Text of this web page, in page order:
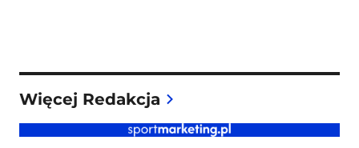
Więcej Redakcja